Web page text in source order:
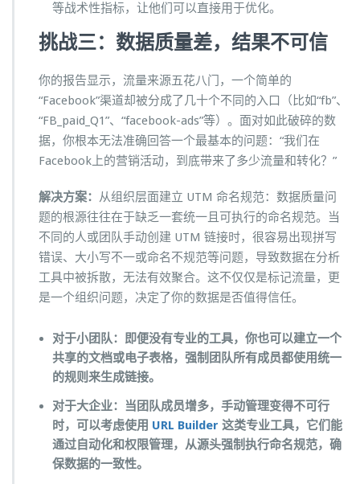
等战术性指标，让他们可以直接用于优化。
挑战三：数据质量差，结果不可信
你的报告显示，流量来源五花八门，一个简单的
“Facebook”渠道却被分成了几十个不同的入口（比如“fb”、
“FB_paid_Q1”、“facebook-ads”等）。面对如此破碎的数
据，你根本无法准确回答一个最基本的问题：“我们在
Facebook上的营销活动，到底带来了多少流量和转化？”
解决方案： 从组织层面建立 UTM 命名规范：数据质量问
题的根源往往在于缺乏一套统一且可执行的命名规范。当
不同的人或团队手动创建 UTM 链接时，很容易出现拼写
错误、大小写不一或命名不规范等问题，导致数据在分析
工具中被拆散，无法有效聚合。这不仅仅是标记流量，更
是一个组织问题，决定了你的数据是否值得信任。
对于小团队：即便没有专业的工具，你也可以建立一个
共享的文档或电子表格，强制团队所有成员都使用统一
的规则来生成链接。
对于大企业：当团队成员增多，手动管理变得不可行
时，可以考虑使用 URL Builder 这类专业工具，它们能
通过自动化和权限管理，从源头强制执行命名规范，确
保数据的一致性。